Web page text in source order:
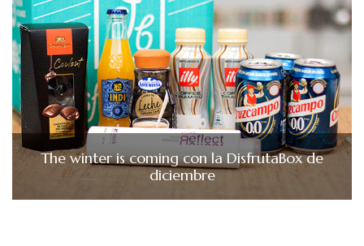
The winter is coming con la DisfrutaBox de
diciembre